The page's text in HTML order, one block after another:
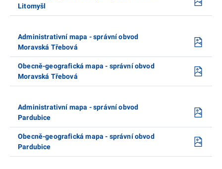
Litomyšl
Administrativní mapa - správní obvod
Moravská Třebová
Obecně-geografická mapa - správní obvod
Moravská Třebová
Administrativní mapa - správní obvod
Pardubice
Obecně-geografická mapa - správní obvod
Pardubice